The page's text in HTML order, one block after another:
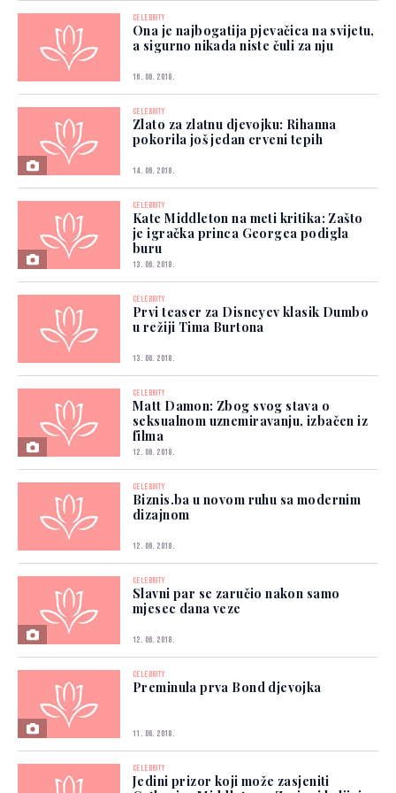
CELEBRITY
Ona je najbogatija pjevačica na svijetu,
a sigurno nikada niste čuli za nju
16. 06. 2018.
CELEBRITY
Zlato za zlatnu djevojku: Rihanna
pokorila još jedan crveni tepih
14. 06. 2018.
CELEBRITY
Kate Middleton na meti kritika: Zašto
je igračka princa Georgea podigla
buru
13. 06. 2018.
CELEBRITY
Prvi teaser za Disneyev klasik Dumbo
u režiji Tima Burtona
13. 06. 2018.
CELEBRITY
Matt Damon: Zbog svog stava o
seksualnom uznemiravanju, izbačen iz
filma
12. 06. 2018.
CELEBRITY
Biznis.ba u novom ruhu sa modernim
dizajnom
12. 06. 2018.
CELEBRITY
Slavni par se zaručio nakon samo
mjesec dana veze
12. 06. 2018.
CELEBRITY
Preminula prva Bond djevojka
11. 06. 2018.
CELEBRITY
Jedini prizor koji može zasjeniti